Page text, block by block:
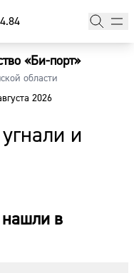
«Би-порт»
области
2026
и
нашли в